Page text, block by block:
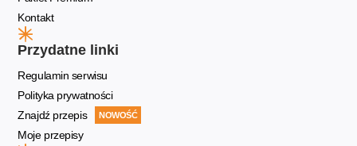
Kontakt
Przydatne linki
Regulamin serwisu
Polityka prywatności
Znajdź przepis
NOWOŚĆ
Moje przepisy